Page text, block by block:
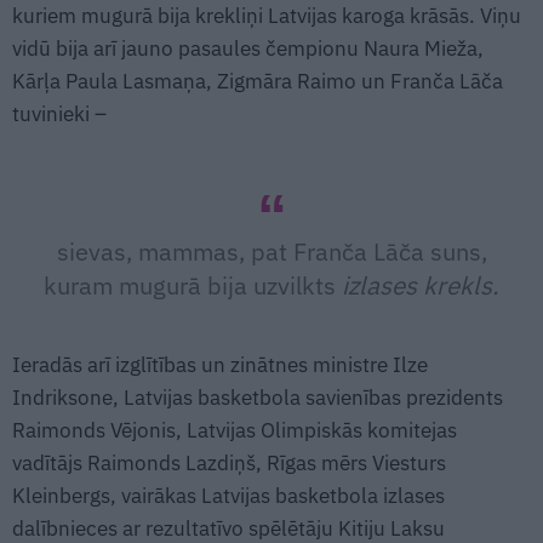
kuriem mugurā bija krekliņi Latvijas karoga krāsās. Viņu
vidū bija arī jauno pasaules čempionu Naura Mieža,
Kārļa Paula Lasmaņa, Zigmāra Raimo un Franča Lāča
tuvinieki –
sievas, mammas, pat Franča Lāča suns,
kuram mugurā bija uzvilkts izlases krekls.
Ieradās arī izglītības un zinātnes ministre Ilze
Indriksone, Latvijas basketbola savienības prezidents
Raimonds Vējonis, Latvijas Olimpiskās komitejas
vadītājs Raimonds Lazdiņš, Rīgas mērs Viesturs
Kleinbergs, vairākas Latvijas basketbola izlases
dalībnieces ar rezultatīvo spēlētāju Kitiju Laksu